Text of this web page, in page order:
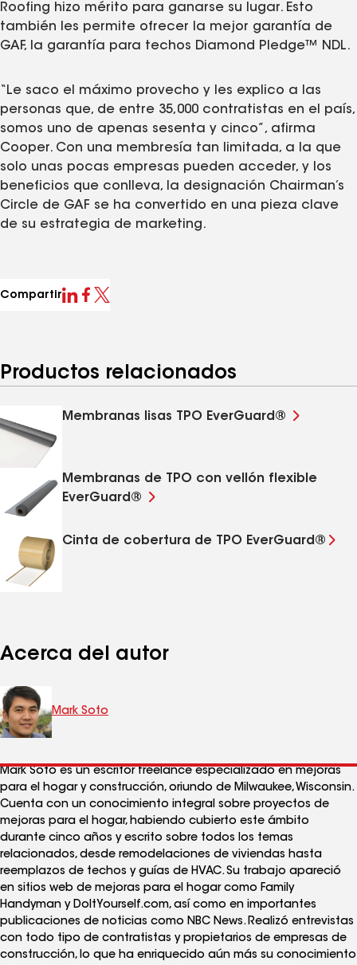
Roofing hizo mérito para ganarse su lugar. Esto
también les permite ofrecer la mejor garantía de
GAF, la garantía para techos Diamond Pledge™ NDL.
“Le saco el máximo provecho y les explico a las
personas que, de entre 35,000 contratistas en el país,
somos uno de apenas sesenta y cinco”, afirma
Cooper. Con una membresía tan limitada, a la que
solo unas pocas empresas pueden acceder, y los
beneficios que conlleva, la designación Chairman’s
Circle de GAF se ha convertido en una pieza clave
de su estrategia de marketing.
Compartir
Productos relacionados
Membranas lisas TPO EverGuard®
Membranas de TPO con vellón flexible
EverGuard®
Cinta de cobertura de TPO EverGuard®
Acerca del autor
Mark Soto
Mark Soto es un escritor freelance especializado en mejoras
para el hogar y construcción, oriundo de Milwaukee, Wisconsin.
Cuenta con un conocimiento integral sobre proyectos de
mejoras para el hogar, habiendo cubierto este ámbito
durante cinco años y escrito sobre todos los temas
relacionados, desde remodelaciones de viviendas hasta
reemplazos de techos y guías de HVAC. Su trabajo apareció
en sitios web de mejoras para el hogar como Family
Handyman y DoItYourself.com, así como en importantes
publicaciones de noticias como NBC News. Realizó entrevistas
con todo tipo de contratistas y propietarios de empresas de
construcción, lo que ha enriquecido aún más su conocimiento